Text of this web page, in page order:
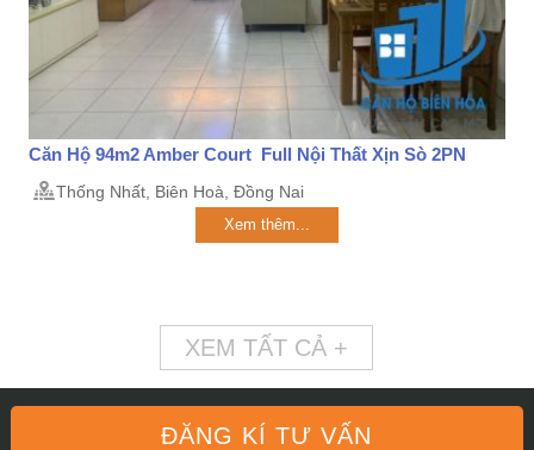
Căn Hộ 94m2 Amber Court Full Nội Thất Xịn Sò 2PN
Thống Nhất, Biên Hoà, Đồng Nai
Xem thêm...
XEM TẤT CẢ +
ĐĂNG KÍ TƯ VẤN